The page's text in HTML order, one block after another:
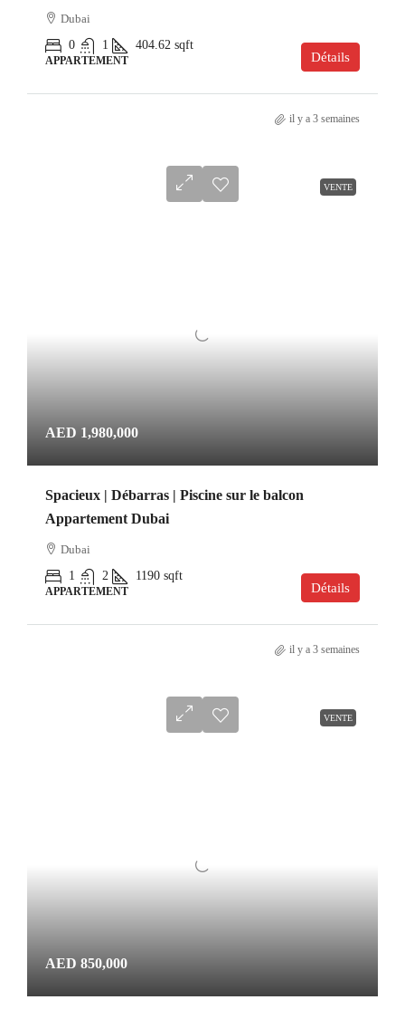
Dubai
0
1 404.62 sqft
APPARTEMENT Détails
il y a 3 semaines
VENTE
AED 1,980,000
Spacieux | Débarras | Piscine sur le balcon
Appartement Dubai
Dubai
1
2 1190 sqft
APPARTEMENT Détails
il y a 3 semaines
VENTE
AED 850,000